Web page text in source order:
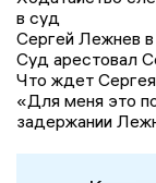
в суд
Сергей Лежнев в
Суд арестовал
Что ждет
«Для меня это
задержании